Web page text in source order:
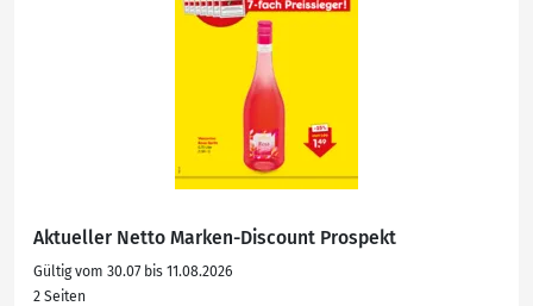
Aktueller Netto Marken-Discount Prospekt
Gültig vom 30.07 bis 11.08.2026
2 Seiten